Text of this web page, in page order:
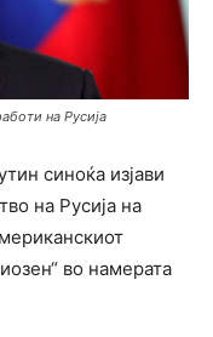
на Русија
синоќа изјави
на Русија на
во намерата